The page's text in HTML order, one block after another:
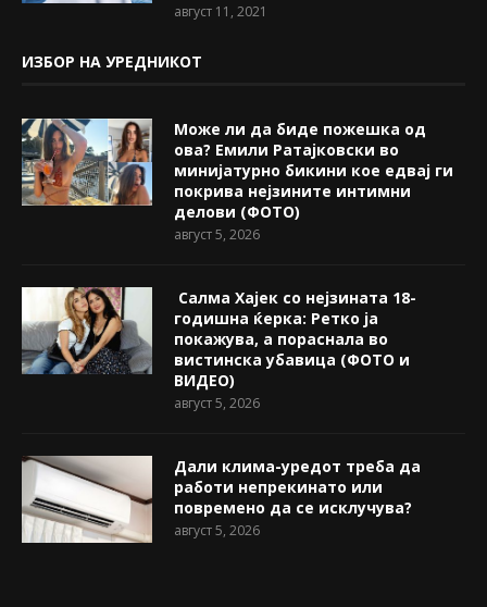
август 11, 2021
ИЗБОР НА УРЕДНИКОТ
Може ли да биде пожешкa од
ова? Емили Ратајковски во
минијатурно бикини кое едвај ги
покрива нејзините интимни
делови (ФОТО)
август 5, 2026
Салма Хајек со нејзината 18-
годишна ќерка: Ретко ја
покажува, a пораснала во
вистинска убавица (ФОТО и
ВИДЕО)
август 5, 2026
Дали клима-уредот треба да
работи непрекинато или
повремено да се исклучува?
август 5, 2026